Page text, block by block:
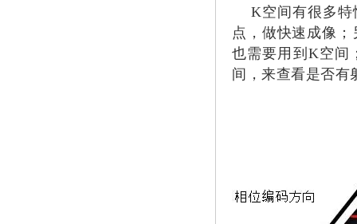
K空间有很多特
点，做快速成像
也需要用到K空间
间，来查看是否有